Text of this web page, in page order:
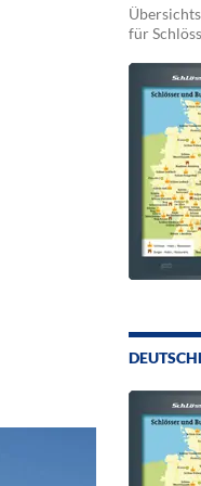
für